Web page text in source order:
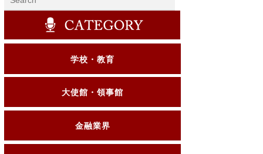
学校・教育
大使館・領事館
金融業界